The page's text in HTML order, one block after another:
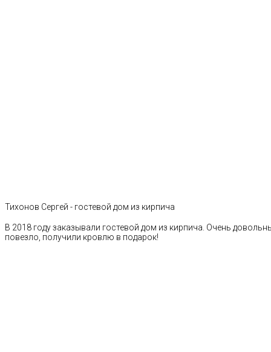
Тихонов Сергей - гостевой дом из кирпича
В 2018 году заказывали гостевой дом из кирпича. Очень
повезло, получили кровлю в подарок!